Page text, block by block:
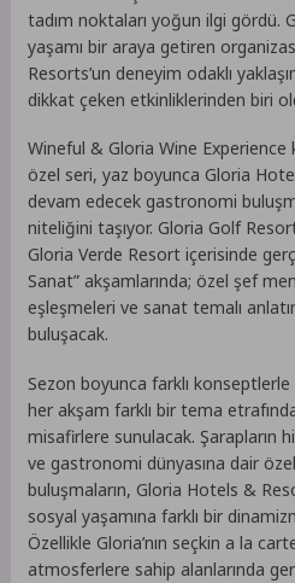
tadım noktaları yoğun ilgi gördü.
yaşamı bir araya getiren
Resorts’un deneyim odaklı
dikkat çeken etkinliklerinden biri
Wineful & Gloria Wine Experience
özel seri, yaz boyunca Gloria
devam edecek gastronomi
niteliğini taşıyor. Gloria Golf
Gloria Verde Resort içerisinde
Sanat” akşamlarında; özel şef
eşleşmeleri ve sanat temalı
buluşacak.
Sezon boyunca farklı
her akşam farklı bir tema
misafirlere sunulacak. Şarapların
ve gastronomi dünyasına dair
buluşmaların, Gloria Hotels &
sosyal yaşamına farklı bir
Özellikle Gloria’nın seçkin a la
atmosferlere sahip alanlarında